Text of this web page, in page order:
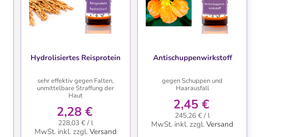
Hydrolisiertes Reisprotein
sehr effektiv gegen Falten,
unmittelbare Straffung der
Haut
2,28 €
228,03 € / l
MwSt. inkl. zzgl. Versand
Antischuppenwirkstoff
gegen Schuppen und
Haarausfall
2,45 €
245,26 € / l
MwSt. inkl. zzgl. Versand